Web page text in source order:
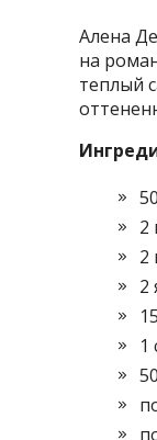
Алена
на
теплый
2
2
2
1